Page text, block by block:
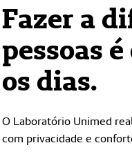
Fazer a
pessoas
os dias.
O Laboratório Unimed
com privacidade e